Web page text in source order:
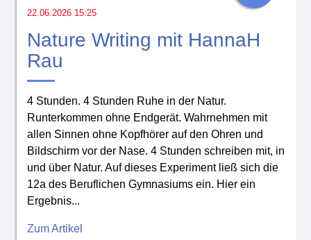
22.06.2026 15:25
Nature Writing mit HannaH
Rau
4 Stunden. 4 Stunden Ruhe in der Natur.
Runterkommen ohne Endgerät. Wahrnehmen mit
allen Sinnen ohne Kopfhörer auf den Ohren und
Bildschirm vor der Nase. 4 Stunden schreiben mit, in
und über Natur. Auf dieses Experiment ließ sich die
12a des Beruflichen Gymnasiums ein. Hier ein
Ergebnis...
Zum Artikel